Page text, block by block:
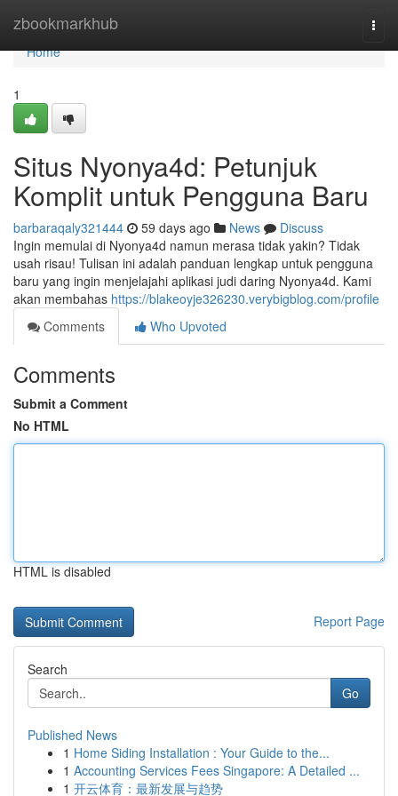
zbookmarkhub
Home
Home
1
Situs Nyonya4d: Petunjuk
Komplit untuk Pengguna Baru
barbaraqaly321444 59 days ago News
Discuss
Ingin memulai di Nyonya4d namun merasa tidak yakin? Tidak
usah risau! Tulisan ini adalah panduan lengkap untuk pengguna
baru yang ingin menjelajahi aplikasi judi daring Nyonya4d. Kami
akan membahas https://blakeoyje326230.verybigblog.com/profile
Comments
Who Upvoted
Comments
Submit a Comment
No HTML
HTML is disabled
Report Page
Search
Go
Published News
1 Home Siding Installation : Your Guide to the...
1 Accounting Services Fees Singapore: A Detailed ...
1 开云体育：最新发展与趋势